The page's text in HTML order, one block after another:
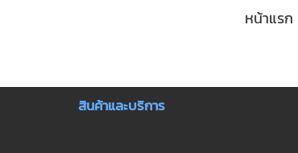
หน้าแรก
สินค้าและบริการ